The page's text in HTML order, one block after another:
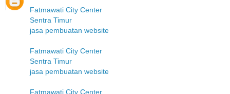
Fatmawati City Center
Sentra Timur
jasa pembuatan website
Fatmawati City Center
Sentra Timur
jasa pembuatan website
Fatmawati City Center